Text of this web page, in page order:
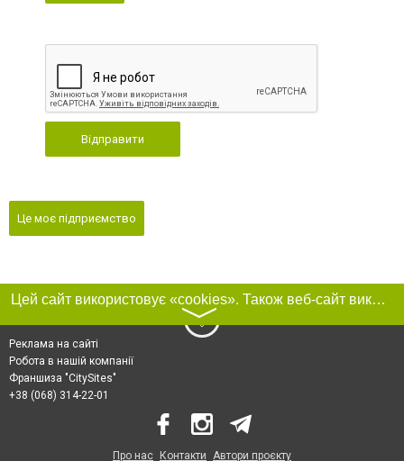
Відправити
Це моє підприємство
Цей сайт використовує «cookies». Також веб-сайт використовує інтернет-сервіс для збору технічних даних стосовно відвідувачів з метою отримання маркетингової та статистичної інформації. Умови обробки даних відвідувачів сайту див.
〉
Реклама на сайті
Робота в нашій компанії
Франшиза "CitySites"
+38 (068) 314-22-01
Про нас Контакти Автори проєкту